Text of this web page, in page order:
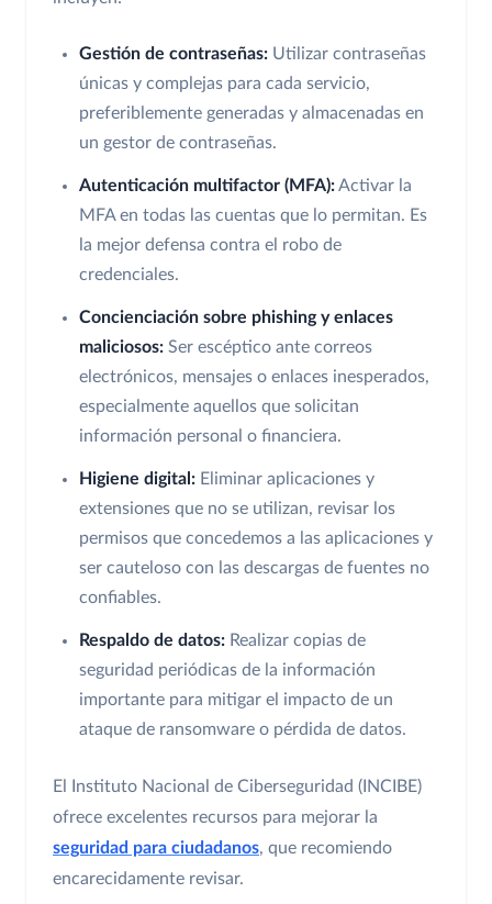
Gestión de contraseñas: Utilizar contraseñas
únicas y complejas para cada servicio,
preferiblemente generadas y almacenadas en
un gestor de contraseñas.
Autenticación multifactor (MFA):Activar la
MFA en todas las cuentas que lo permitan. Es
la mejor defensa contra el robo de
credenciales.
Concienciación sobre phishing y enlaces
maliciosos: Ser escéptico ante correos
electrónicos, mensajes o enlaces inesperados,
especialmente aquellos que solicitan
información personal o financiera.
Higiene digital: Eliminar aplicaciones y
extensiones que no se utilizan, revisar los
permisos que concedemos a las aplicaciones y
ser cauteloso con las descargas de fuentes no
confiables.
Respaldo de datos: Realizar copias de
seguridad periódicas de la información
importante para mitigar el impacto de un
ataque de ransomware o pérdida de datos.
El Instituto Nacional de Ciberseguridad (INCIBE)
ofrece excelentes recursos para mejorar la
seguridad para ciudadanos, que recomiendo
encarecidamente revisar.